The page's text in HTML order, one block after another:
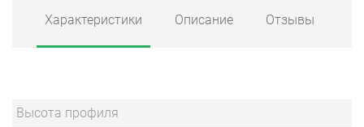
Характеристики Описание Отзывы
Высота профиля